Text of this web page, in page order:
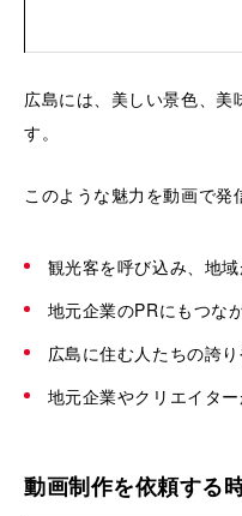
広島には、美しい景色、
す。
このような魅力を動画で
観光客を呼び込み、地
地元企業のPRにもつな
広島に住む人たちの誇
地元企業やクリエイタ
動画制作を依頼する